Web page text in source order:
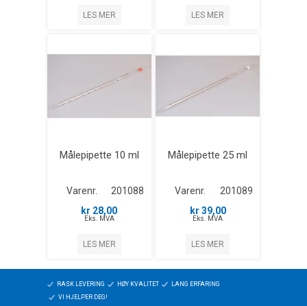
LES MER LES MER
Målepipette 10 ml
Varenr.
201088
kr 28,00
Eks. MVA
LES MER
Målepipette 25 ml
Varenr.
201089
kr 39,00
Eks. MVA
LES MER
RASK LEVERING HØY KVALITET
LANG ERFARING
VI HJELPER DEG!